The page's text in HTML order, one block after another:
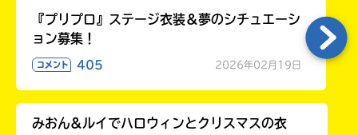
『プリプロ』ステージ衣装＆夢のシチュエーシ
ョン募集！
コメント 405 2026年02月19日
みおん&ルイでハロウィンとクリスマスの衣